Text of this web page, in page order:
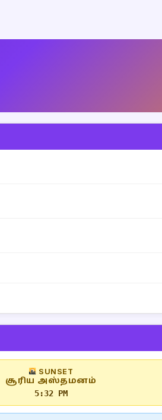
SUNSET
சூரிய அஸ்தமனம்
5:32 PM